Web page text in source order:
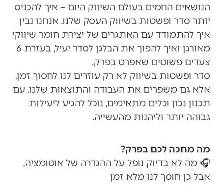
הנושאים החמים בעולם השיווק היום – איך להכניס
יותר סדר ופשטות בשיווק העסק שלנו. אנחנו נבין
איך להתמודד עם האתגרים של יצירת חומר שיווקי
מאורגן ואיך להפוך את הבלגן לסדר יעיל, בעזרת 6
צעדים פשוטים שאפרט בפרק.
סדר ופשטות בשיווק לא רק עוזרים לנו לחסוך זמן,
אלא גם משפרים את העבודה והתוצאות שלנו. עם
תכנון נכון וכלים מתאימים, נוכל להגיע ליעילות
גבוהה יותר וליהנות מהעשייה.
מה מחכה לכם בפרק?
🎧 מה לא בדיוק נופל על ההגדרה של אוטומציה,
אבל כן חוסך לנו מלא זמן